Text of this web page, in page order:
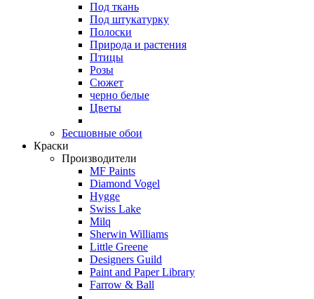
Под ткань
Под штукатурку
Полоски
Природа и растения
Птицы
Розы
Сюжет
черно белые
Цветы
Бесшовные обои
Краски
Производители
MF Paints
Diamond Vogel
Hygge
Swiss Lake
Milq
Sherwin Williams
Little Greene
Designers Guild
Paint and Paper Library
Farrow & Ball